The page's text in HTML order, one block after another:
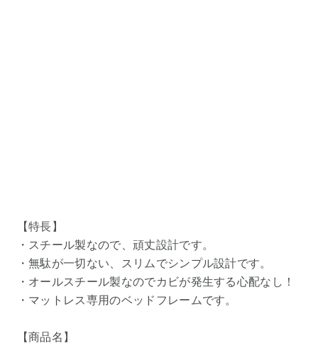
【特長】
・スチール製なので、頑丈設計です。
・無駄が一切ない、スリムでシンプル設計です。
・オールスチール製なのでカビが発生する心配なし！
・マットレス専用のベッドフレームです。
【商品名】